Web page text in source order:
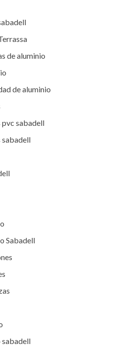
de aluminio
de aluminio
sabadell
sabadell
Sabadell
sabadell